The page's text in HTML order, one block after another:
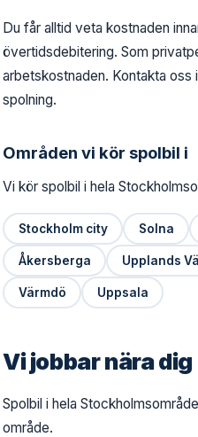
Du får alltid veta kostnaden
övertidsdebitering. Som
arbetskostnaden. Kontakta
spolning.
Områden vi kör spolbil i
Vi kör spolbil i hela
Stockholm city Solna
Åkersberga Upplands
Värmdö Uppsala
Vi jobbar nära dig
Spolbil i hela
område.